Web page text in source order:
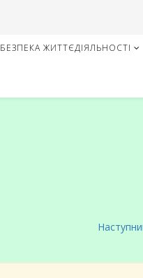
БЕЗПЕКА ЖИТТЄДІЯЛЬНОСТІ